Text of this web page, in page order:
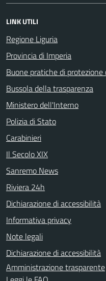
LINK UTILI
Regione Liguria
Provincia di Imperia
Buone pratiche di protezione
Bussola della trasparenza
Ministero dell'Interno
Polizia di Stato
Carabinieri
Il Secolo XIX
Sanremo News
Riviera 24h
Dichiarazione di accessibilità
Informativa privacy
Note legali
Dichiarazione di accessibilità
Amministrazione trasparente